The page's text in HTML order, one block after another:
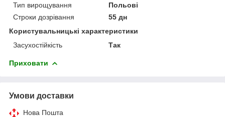
Тип вирощування
Польові
Строки дозрівання
55 дн
Користувальницькі характеристики
Засухостійкість
Так
Приховати
Умови доставки
Нова Пошта